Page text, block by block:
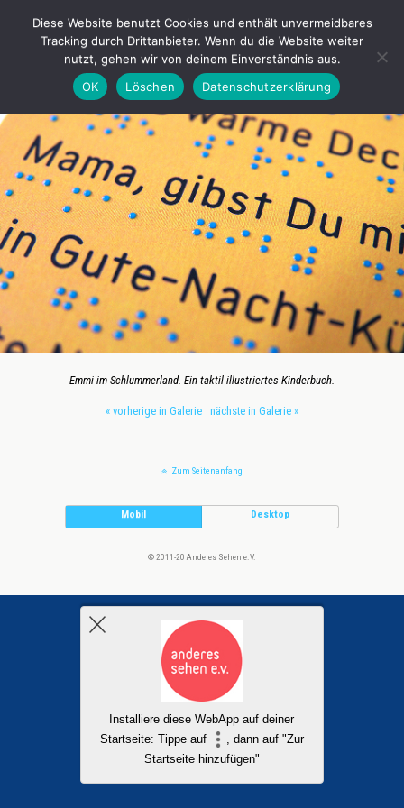
Anderes Sehen e.V.
Zurück zu Josée Lanners & Alessandro Fanan: Emmi im Schlummerland
Emmi im Schlummerland. Ein taktil illustriertes Kinderbuch.
« vorherige in Galerie nächste in Galerie »
Zum Seitenanfang
Mobil Desktop
© 2011-20 Anderes Sehen e.V.
Diese Website benutzt Cookies und enthält unvermeidbares
Tracking durch Drittanbieter. Wenn du die Website weiter
nutzt, gehen wir von deinem Einverständnis aus.
OK
Löschen Datenschutzerklärung
Installiere diese WebApp auf deiner
Startseite: Tippe auf
, dann auf "Zur
Startseite hinzufügen"